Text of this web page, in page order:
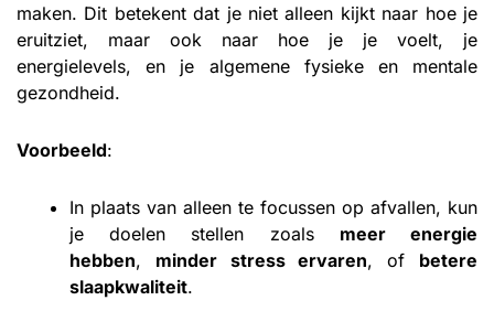
maken. Dit betekent dat je niet alleen kijkt naar hoe je
eruitziet, maar ook naar hoe je je voelt, je
energielevels, en je algemene fysieke en mentale
gezondheid.
Voorbeeld:
In plaats van alleen te focussen op afvallen, kun
je doelen stellen zoals meer energie
hebben, minder stress ervaren, of betere
slaapkwaliteit.